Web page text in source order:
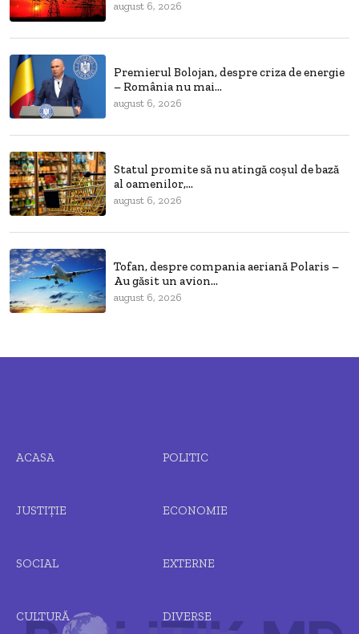
august 6, 2026
Premierul Bolojan, despre criza de energie
– România nu mai...
august 6, 2026
Statul promite să nu atingă coșul de bază
al oamenilor,...
august 6, 2026
Tofan, despre compania aeriană Polaris –
Au găsit un avion...
august 6, 2026
ACASA POLITIC
JUSTIȚIE ECONOMIE
SOCIAL EXTERNE
CULTURĂ DIVERSE